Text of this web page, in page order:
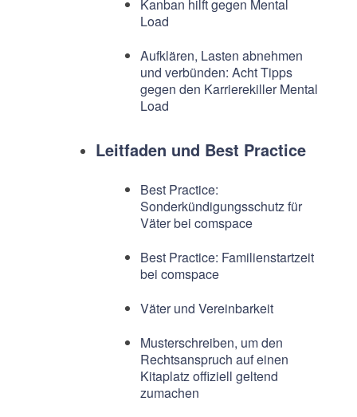
Kanban hilft gegen Mental
Load
Aufklären, Lasten abnehmen
und verbünden: Acht Tipps
gegen den Karrierekiller Mental
Load
Leitfaden und Best Practice
Best Practice:
Sonderkündigungsschutz für
Väter bei comspace
Best Practice: Familienstartzeit
bei comspace
Väter und Vereinbarkeit
Musterschreiben, um den
Rechtsanspruch auf einen
Kitaplatz offiziell geltend
zumachen